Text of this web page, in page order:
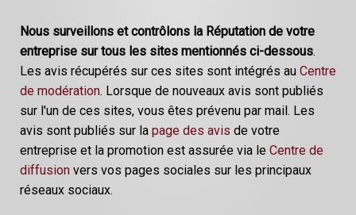
Nous surveillons et contrôlons la Réputation de votre
entreprise sur tous les sites mentionnés ci-dessous.
Les avis récupérés sur ces sites sont intégrés au Centre
de modération. Lorsque de nouveaux avis sont publiés
sur l'un de ces sites, vous êtes prévenu par mail. Les
avis sont publiés sur la page des avis de votre
entreprise et la promotion est assurée via le Centre de
diffusion vers vos pages sociales sur les principaux
réseaux sociaux.